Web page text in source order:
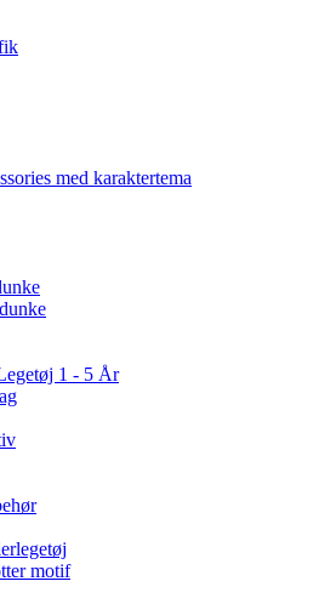
med karaktertema
1 - 5 År
motif